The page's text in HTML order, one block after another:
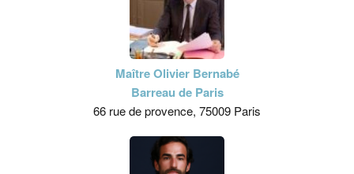
Maître Olivier Bernabé
Barreau de Paris
66 rue de provence, 75009 Paris